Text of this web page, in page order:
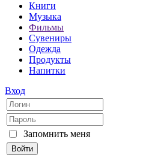
Книги
Музыка
Фильмы
Сувениры
Одежда
Продукты
Напитки
Вход
Запомнить меня